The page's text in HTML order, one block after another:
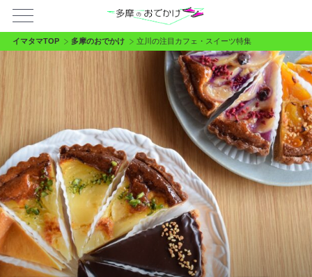
イマタマTOP 多摩のおでかけ 立川の注目カフェ・スイーツ特集